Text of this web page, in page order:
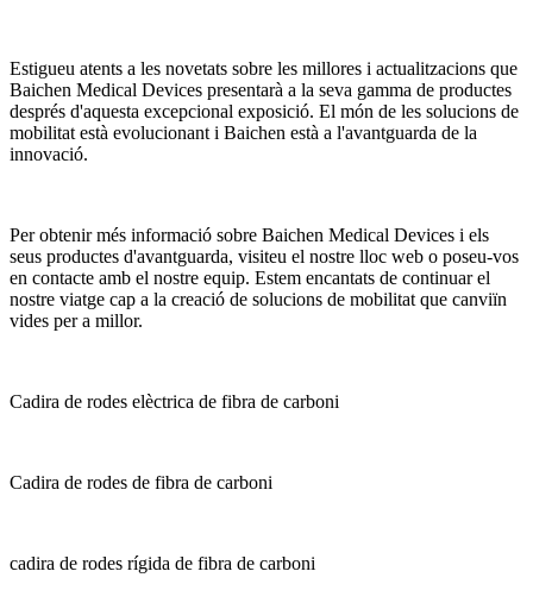
Estigueu atents a les novetats sobre les millores i actualitzacions que
Baichen Medical Devices presentarà a la seva gamma de productes
després d'aquesta excepcional exposició. El món de les solucions de
mobilitat està evolucionant i Baichen està a l'avantguarda de la
innovació.
Per obtenir més informació sobre Baichen Medical Devices i els
seus productes d'avantguarda, visiteu el nostre lloc web o poseu-vos
en contacte amb el nostre equip. Estem encantats de continuar el
nostre viatge cap a la creació de solucions de mobilitat que canviïn
vides per a millor.
Cadira de rodes elèctrica de fibra de carboni
Cadira de rodes de fibra de carboni
cadira de rodes rígida de fibra de carboni